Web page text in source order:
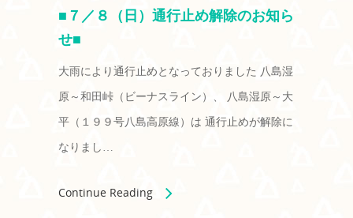
■７／８（日）通行止め解除のお知ら
せ■
大雨により通行止めとなっておりました 八島湿
原～和田峠（ビーナスライン）、 八島湿原～大
平（１９９号八島高原線）は 通行止めが解除に
なりまし…
Continue Reading